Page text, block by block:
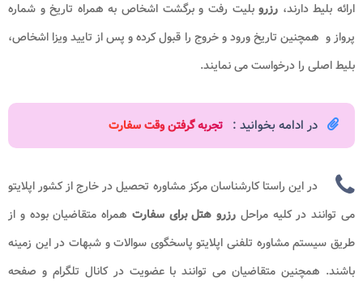
ارائه بلیط دارند، رزروبلیت رفت‌ و برگشت اشخاص به همراه تاریخ و شماره
پرواز و همچنین تاریخ ورود و خروج را قبول کرده و پس از تایید ویزا اشخاص،
بلیط اصلی را درخواست می نمایند.
در ادامه بخوانید : تجربه گرفتن وقت سفارت
در این راستا کارشناسان مرکز مشاوره تحصیل در خارج از کشور اپلایتو
می توانند در کلیه مراحل رزرو هتل برای سفارت​ همراه متقاضیان بوده و از
طریق سیستم مشاوره تلفنی اپلایتو پاسخگوی سوالات و شبهات در این زمینه
باشند. همچنین متقاضیان می توانند با عضویت در کانال تلگرام و صفحه